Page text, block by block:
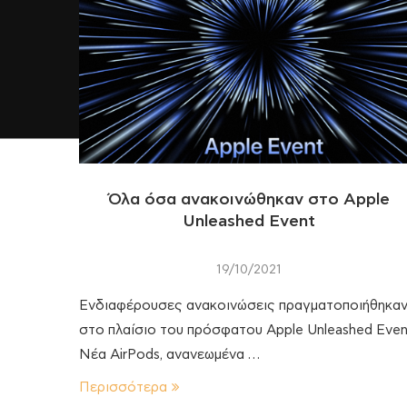
Όλα όσα ανακοινώθηκαν στο Apple
Unleashed Event
19/10/2021
Ενδιαφέρουσες ανακοινώσεις πραγματοποιήθηκαν
στο πλαίσιο του πρόσφατου Apple Unleashed
Νέα AirPods, ανανεωμένα …
Περισσότερα